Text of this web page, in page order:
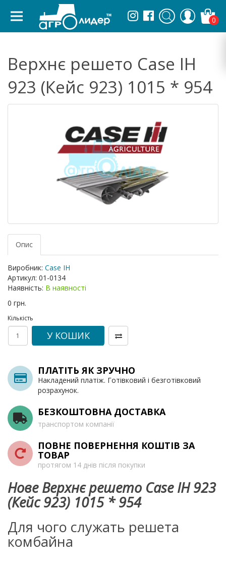
0
Верхнє решето Case IH
923 (Кейс 923) 1015 * 954
Опис
Виробник: Case IH
Артикул: 01-0134
Наявність: В наявності
0 грн.
Кількість
У КОШИК
ПЛАТІТЬ ЯК ЗРУЧНО
Накладений платіж. Готівковий і безготівковий
розрахунок.
БЕЗКОШТОВНА ДОСТАВКА
транспортом компанії
ПОВНЕ ПОВЕРНЕННЯ КОШТІВ ЗА
ТОВАР
протягом 14 днів після покупки
Нове Верхнє решето Case IH 923
(Кейс 923) 1015 * 954
Для чого служать решета
комбайна